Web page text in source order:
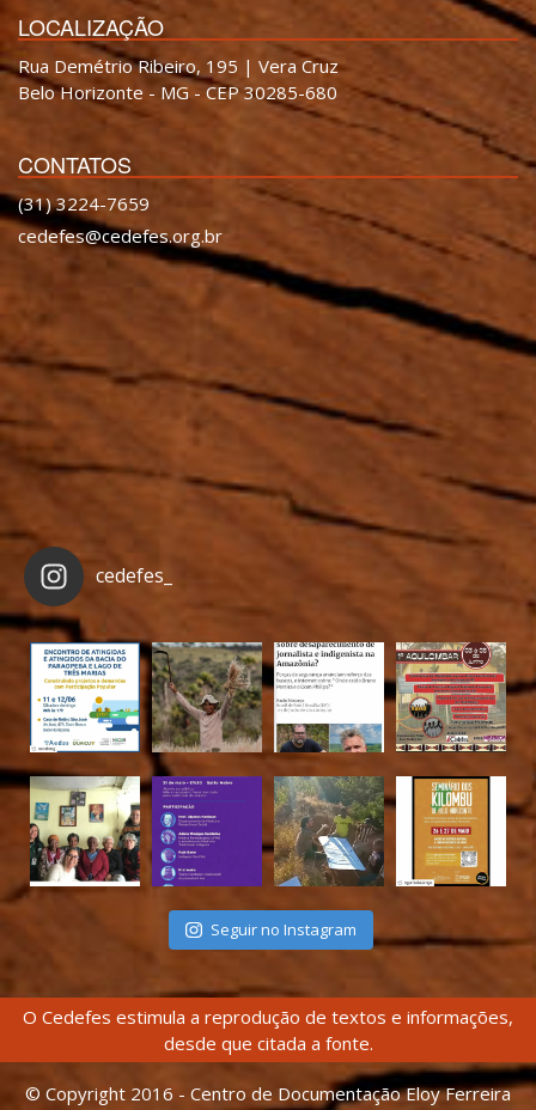
LOCALIZAÇÃO
Rua Demétrio Ribeiro, 195 | Vera Cruz
Belo Horizonte - MG - CEP 30285-680
CONTATOS
(31) 3224-7659
cedefes@cedefes.org.br
cedefes_
Seguir no Instagram
O Cedefes estimula a reprodução de textos e informações,
desde que citada a fonte.
© Copyright 2016 - Centro de Documentação Eloy Ferreira